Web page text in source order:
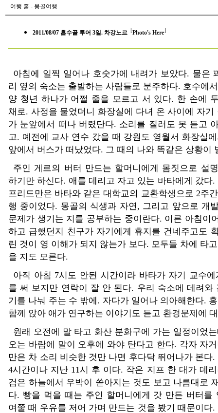
여행 홈 - 몽골여행
2011/08/07 흡수골 투어 3일. 차강노르 [Photo's Here]
아침에 일찍 일어나 호숫가에 내려가 보았다. 물은
리 옆의 숙소는 출발하는 사람들로 분주하다. 호수에
양 청년 하나가 어쩔 줄을 모르고 서 있다. 한 손에
채로. 사정을 물었더니 화장실에 다녀 온 사이에 자기
가 눈앞에서 떠나 버렸단다. 소리를 질러도 못 듣고
고. 예전에 교사 연수 갔을 때 강원도 영월서 화장실
앞에서 버스가 떠났었다. 그 때의 나와 똑같은 상황이
주인 게르의 버터 만드는 할머니에게 몸짓으로 설
하기만 하신다. 애를 데리고 자고 있는 바타에게 갔다.
프리드만은 바타와 같은 대학교의 교환학생으로 2주
행 중이었다. 몽골의 식생과 자연, 그리고 앞으로 개
문제가 생기는 지를 공부하는 중이란다. 이른 아침이
하고 급했던지 친구가 자기에게 휴지를 건네주고도
린 것이 영 이해가 되지 않는가 보다. 모두들 차에 타
을 지도 모른다.
아직 아침 7시도 안된 시간이라 바타가 자기 교수
를 써 보지만 연락이 잘 안 된다. 우리 숙소에 데려와
기를 나눠 주는 수 밖에 . 자다가 일어나 의아해한다.
함께 앉아 애가 연구하는 이야기도 듣고 환경문제에
원래 오전에 말 타고 화산 분화구에 가는 일정이었
오는 바람에 말이 오후에 와야 탄다고 한다. 각자 자
만은 차 소리 비슷한 것만 나면 후다닥 뛰어나가 본다.
4시간이나 지난 11시 후 이다. 작은 지프 한 대가 데
검은 하늘에서 우박이 쏟아지는 것도 보고 나름대로
다. 빵을 먹을 때는 주인 할머니에게 갓 만든 버터를
여쭐 때 우유를 저어 가며 만드는 것을 봤기 때문이다.